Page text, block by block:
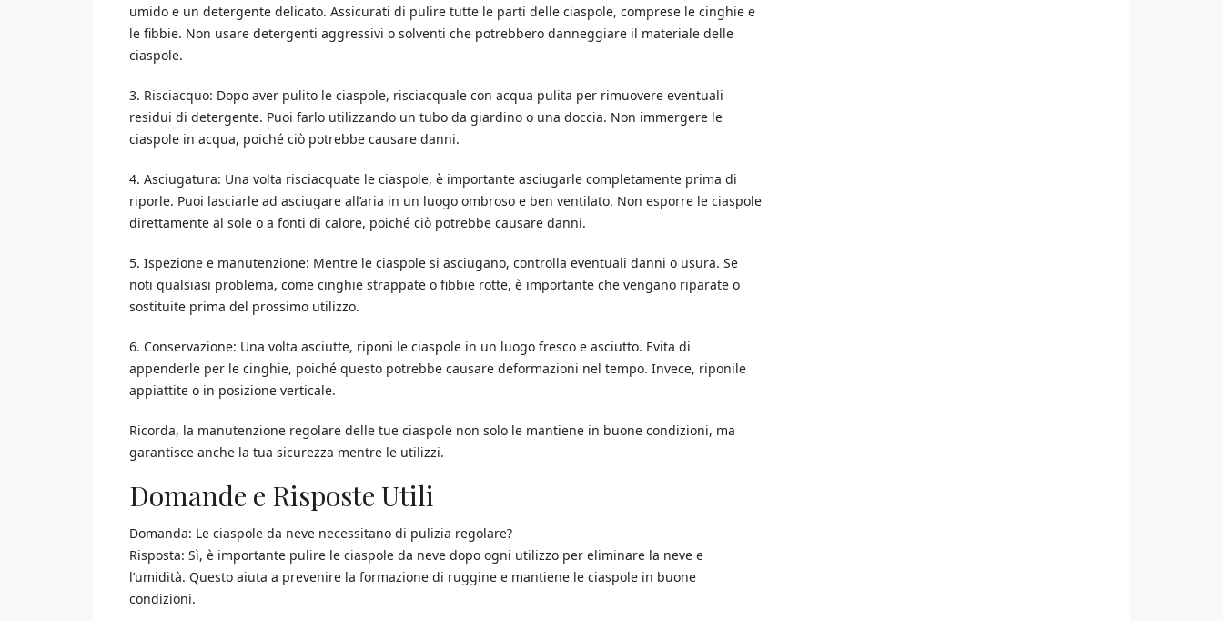
umido e un detergente delicato. Assicurati di pulire tutte le parti delle ciaspole, comprese le cinghie e
le fibbie. Non usare detergenti aggressivi o solventi che potrebbero danneggiare il materiale delle
ciaspole.
3. Risciacquo: Dopo aver pulito le ciaspole, risciacquale con acqua pulita per rimuovere eventuali
residui di detergente. Puoi farlo utilizzando un tubo da giardino o una doccia. Non immergere le
ciaspole in acqua, poiché ciò potrebbe causare danni.
4. Asciugatura: Una volta risciacquate le ciaspole, è importante asciugarle completamente prima di
riporle. Puoi lasciarle ad asciugare all’aria in un luogo ombroso e ben ventilato. Non esporre le ciaspole
direttamente al sole o a fonti di calore, poiché ciò potrebbe causare danni.
5. Ispezione e manutenzione: Mentre le ciaspole si asciugano, controlla eventuali danni o usura. Se
noti qualsiasi problema, come cinghie strappate o fibbie rotte, è importante che vengano riparate o
sostituite prima del prossimo utilizzo.
6. Conservazione: Una volta asciutte, riponi le ciaspole in un luogo fresco e asciutto. Evita di
appenderle per le cinghie, poiché questo potrebbe causare deformazioni nel tempo. Invece, riponile
appiattite o in posizione verticale.
Ricorda, la manutenzione regolare delle tue ciaspole non solo le mantiene in buone condizioni, ma
garantisce anche la tua sicurezza mentre le utilizzi.
Domande e Risposte Utili
Domanda: Le ciaspole da neve necessitano di pulizia regolare?
Risposta: Sì, è importante pulire le ciaspole da neve dopo ogni utilizzo per eliminare la neve e
l’umidità. Questo aiuta a prevenire la formazione di ruggine e mantiene le ciaspole in buone
condizioni.